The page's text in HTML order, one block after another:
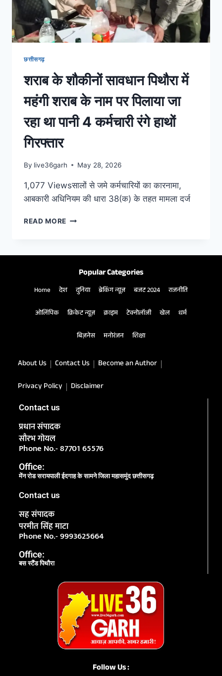
छत्तीसगढ़
शराब के शौकीनों सावधान पिथौरा में
महंगी शराब के नाम पर पिलाया जा
रहा था पानी 4 कर्मचारी रंगे हाथों
गिरफ्तार
By live36garh May 28, 2026
1,077 Viewsसालों से जमे कर्मचारियों का कारनामा,
आबकारी अधिनियम की धारा 38(क) के तहत मामला दर्ज
READ MORE
Popular Categories
Home देश दुनिया ब्रेकिंग न्यूज़ बजट 2024 राजनीति
ओलिंपिक क्रिकेट न्यूज़ क्राइम टेक्नोलॉजी खेल धर्म
बिज़नेस मनोरंजन शिक्षा
About Us Contact Us
Become an Author
Privacy Policy
Disclaimer
Contact us
प्रधान संपादक
सौरभ गोयल
Phone No.- 87701 65576
Office:
मेंन रोड सरायपाली ईदगाह के सामने जिला महासमुंद छत्तीसगढ़
Contact us
सह संपादक
परमीत सिंह माटा
Phone No.- 9993625664
Office:
बस स्टैंड पिथौरा
Follow Us :